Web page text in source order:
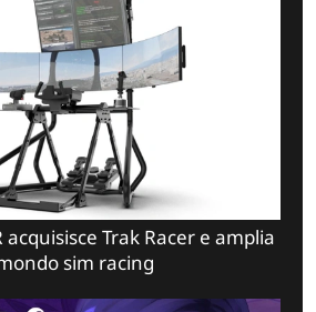
acquisisce Trak Racer e amplia
sim racing